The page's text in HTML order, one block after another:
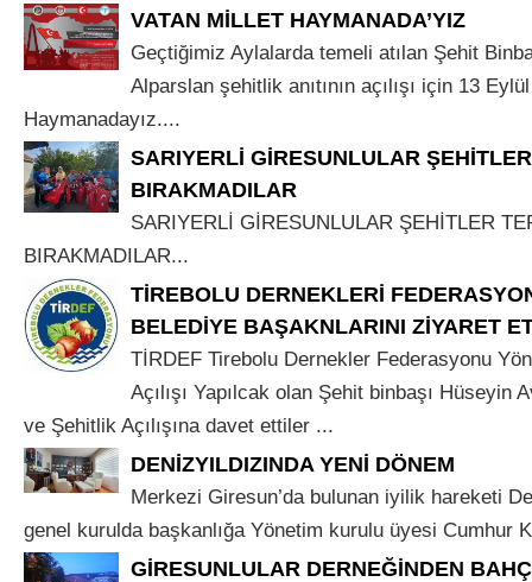
VATAN MİLLET HAYMANADA’YIZ
Geçtiğimiz Aylalarda temeli atılan Şehit
Alparslan şehitlik anıtının açılışı için 13
Haymanadayız....
SARIYERLİ GİRESUNLULAR
BIRAKMADILAR
SARIYERLİ GİRESUNLULAR ŞEHİTLER
BIRAKMADILAR...
TİREBOLU DERNEKLERİ
BELEDİYE BAŞAKNLARINI ZİYARET
TİRDEF Tirebolu Dernekler Federasyonu
Açılışı Yapılcak olan Şehit binbaşı Hüseyin
ve Şehitlik Açılışına davet ettiler ...
DENİZYILDIZINDA YENİ DÖNEM
Merkezi Giresun’da bulunan iyilik hareketi
genel kurulda başkanlığa Yönetim kurulu üyesi Cumhur
GİRESUNLULAR DERNEĞİNDEN